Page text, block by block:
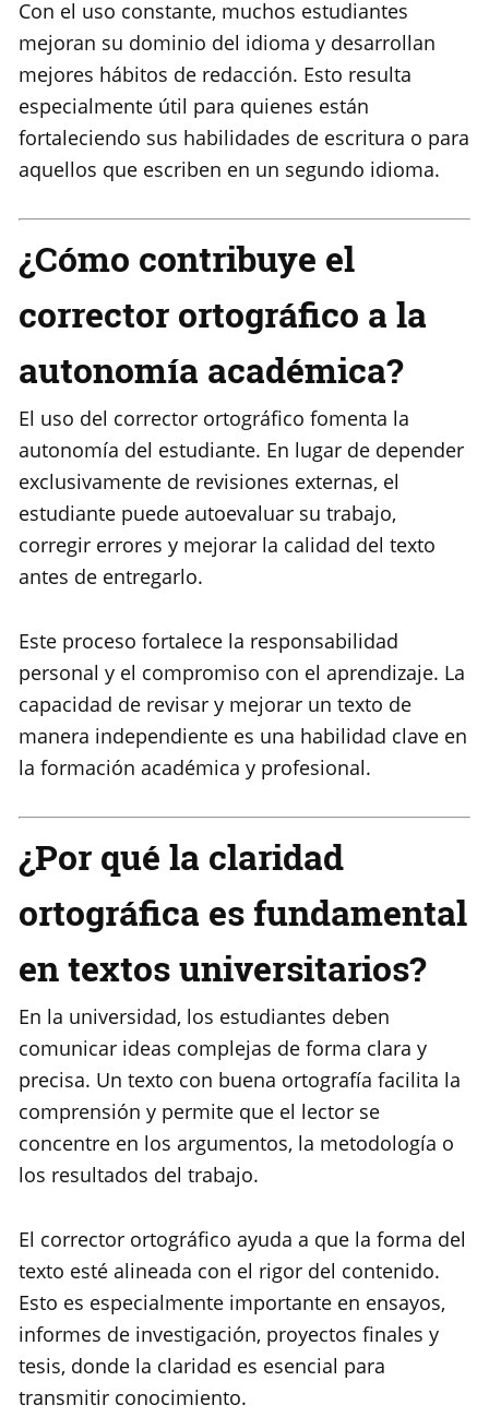
Con el uso constante, muchos estudiantes
mejoran su dominio del idioma y desarrollan
mejores hábitos de redacción. Esto resulta
especialmente útil para quienes están
fortaleciendo sus habilidades de escritura o para
aquellos que escriben en un segundo idioma.
¿Cómo contribuye el
corrector ortográfico a la
autonomía académica?
El uso del corrector ortográfico fomenta la
autonomía del estudiante. En lugar de depender
exclusivamente de revisiones externas, el
estudiante puede autoevaluar su trabajo,
corregir errores y mejorar la calidad del texto
antes de entregarlo.
Este proceso fortalece la responsabilidad
personal y el compromiso con el aprendizaje. La
capacidad de revisar y mejorar un texto de
manera independiente es una habilidad clave en
la formación académica y profesional.
¿Por qué la claridad
ortográfica es fundamental
en textos universitarios?
En la universidad, los estudiantes deben
comunicar ideas complejas de forma clara y
precisa. Un texto con buena ortografía facilita la
comprensión y permite que el lector se
concentre en los argumentos, la metodología o
los resultados del trabajo.
El corrector ortográfico ayuda a que la forma del
texto esté alineada con el rigor del contenido.
Esto es especialmente importante en ensayos,
informes de investigación, proyectos finales y
tesis, donde la claridad es esencial para
transmitir conocimiento.